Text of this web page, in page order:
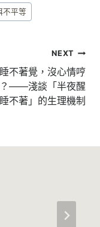
不平等
NEXT
不著覺，沒心情哼
——淺談「半夜醒
不著」的生理機制